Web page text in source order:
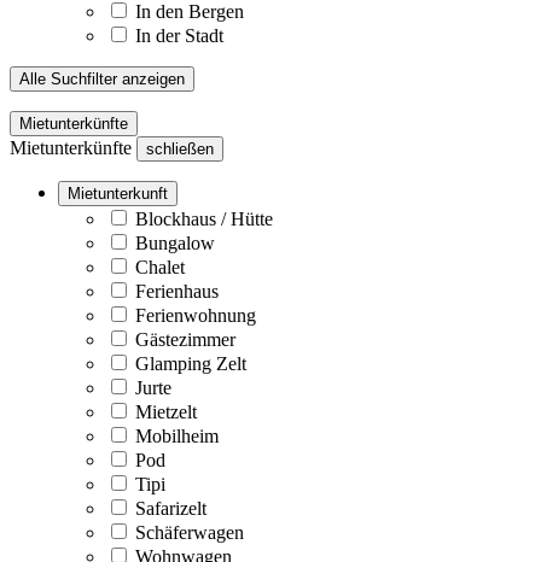
In den Bergen
In der Stadt
Alle Suchfilter anzeigen
Mietunterkünfte
Mietunterkünfte schließen
Mietunterkunft
Blockhaus / Hütte
Bungalow
Chalet
Ferienhaus
Ferienwohnung
Gästezimmer
Glamping Zelt
Jurte
Mietzelt
Mobilheim
Pod
Tipi
Safarizelt
Schäferwagen
Wohnwagen